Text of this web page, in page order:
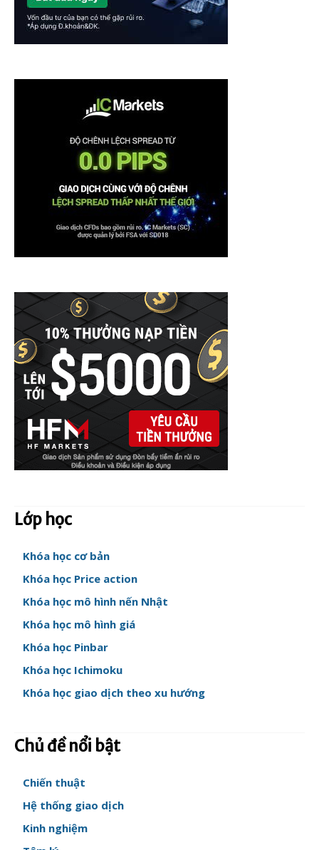
Lớp học
Khóa học cơ bản
Khóa học Price action
Khóa học mô hình nến Nhật
Khóa học mô hình giá
Khóa học Pinbar
Khóa học Ichimoku
Khóa học giao dịch theo xu hướng
Chủ đề nổi bật
Chiến thuật
Hệ thống giao dịch
Kinh nghiệm